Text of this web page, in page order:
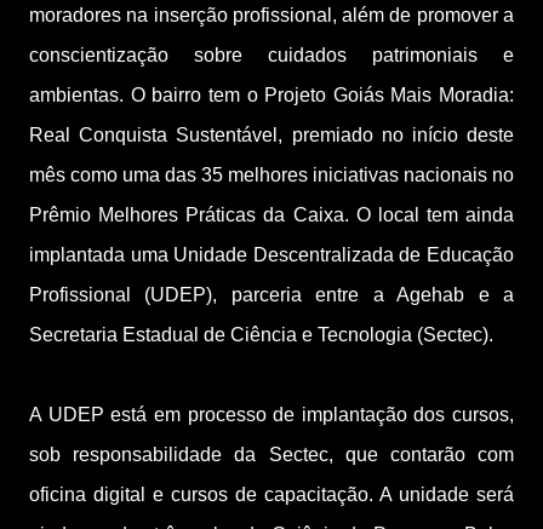
moradores na inserção profissional, além de promover a
conscientização sobre cuidados patrimoniais e
ambientas. O bairro tem o Projeto Goiás Mais Moradia:
Real Conquista Sustentável, premiado no início deste
mês como uma das 35 melhores iniciativas nacionais no
Prêmio Melhores Práticas da Caixa. O local tem ainda
implantada uma Unidade Descentralizada de Educação
Profissional (UDEP), parceria entre a Agehab e a
Secretaria Estadual de Ciência e Tecnologia (Sectec).
A UDEP está em processo de implantação dos cursos,
sob responsabilidade da Sectec, que contarão com
oficina digital e cursos de capacitação. A unidade será